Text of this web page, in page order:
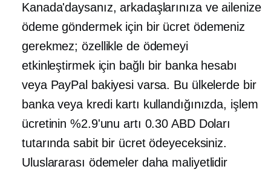
Kanada'daysanız, arkadaşlarınıza ve ailenize
ödeme göndermek için bir ücret ödemeniz
gerekmez; özellikle de ödemeyi
etkinleştirmek için bağlı bir banka hesabı
veya PayPal bakiyesi varsa. Bu ülkelerde bir
banka veya kredi kartı kullandığınızda, işlem
ücretinin %2.9'unu artı 0.30 ABD Doları
tutarında sabit bir ücret ödeyeceksiniz.
Uluslararası ödemeler daha maliyetlidir